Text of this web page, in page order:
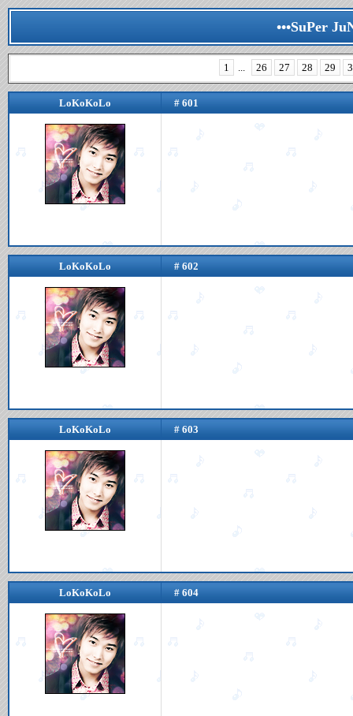
•••SuPer
1 26 27 28 29
LoKoKoLo # 601
LoKoKoLo # 602
LoKoKoLo # 603
LoKoKoLo # 604